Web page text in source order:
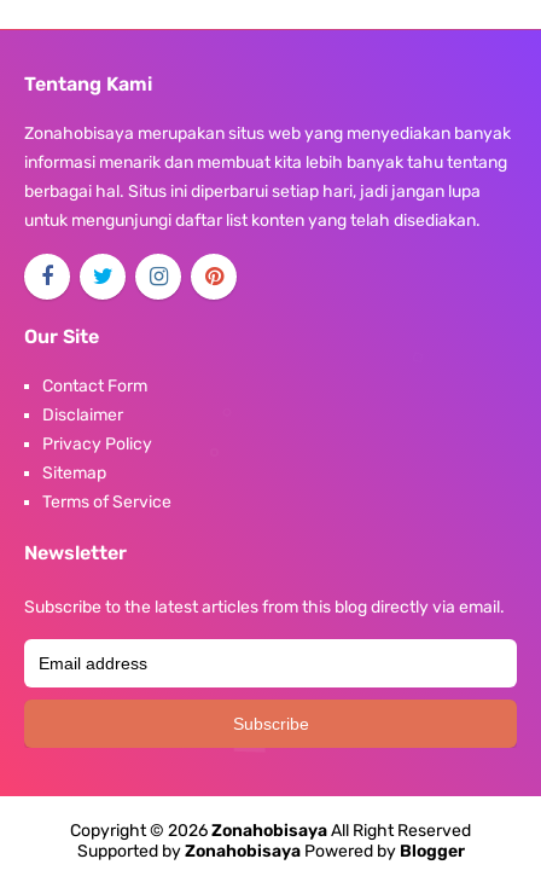
Tentang Kami
Zonahobisaya merupakan situs web yang menyediakan banyak
informasi menarik dan membuat kita lebih banyak tahu tentang
berbagai hal. Situs ini diperbarui setiap hari, jadi jangan lupa
untuk mengunjungi daftar list konten yang telah disediakan.
Our Site
Contact Form
Disclaimer
Privacy Policy
Sitemap
Terms of Service
Newsletter
Subscribe to the latest articles from this blog directly via email.
Copyright © 2026ZonahobisayaAll Right Reserved
Supported byZonahobisayaPowered by Blogger